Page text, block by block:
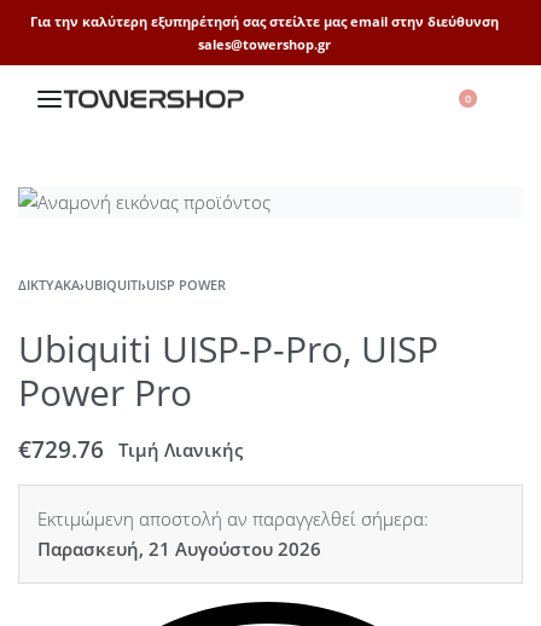
Για την καλύτερη εξυπηρέτησή σας στείλτε μας email στην διεύθυνση
sales@towershop.gr
0
ΔΙΚΤΥΑΚΆ›UBIQUITI›UISP POWER
Ubiquiti UISP-P-Pro, UISP
Power Pro
€729.76 Τιμή Λιανικής
Εκτιμώμενη αποστολή αν παραγγελθεί σήμερα:
Παρασκευή, 21 Αυγούστου 2026